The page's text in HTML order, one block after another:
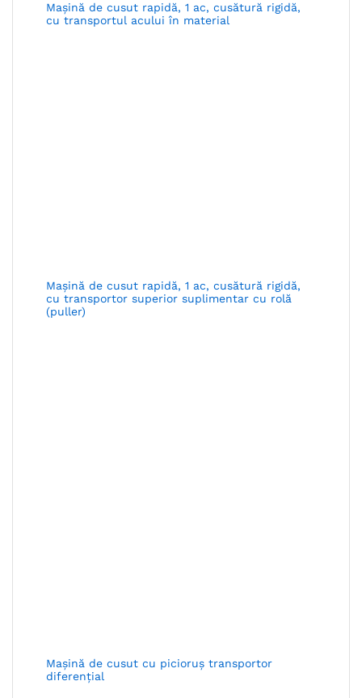
Maşină de cusut rapidă, 1 ac, cusătură rigidă,
cu transportul acului în material
Maşină de cusut rapidă, 1 ac, cusătură rigidă,
cu transportor superior suplimentar cu rolă
(puller)
Maşină de cusut cu picioruş transportor
diferenţial